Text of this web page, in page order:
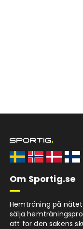
Om Sportig.se
Hemträning på
sälja
att för den sakens